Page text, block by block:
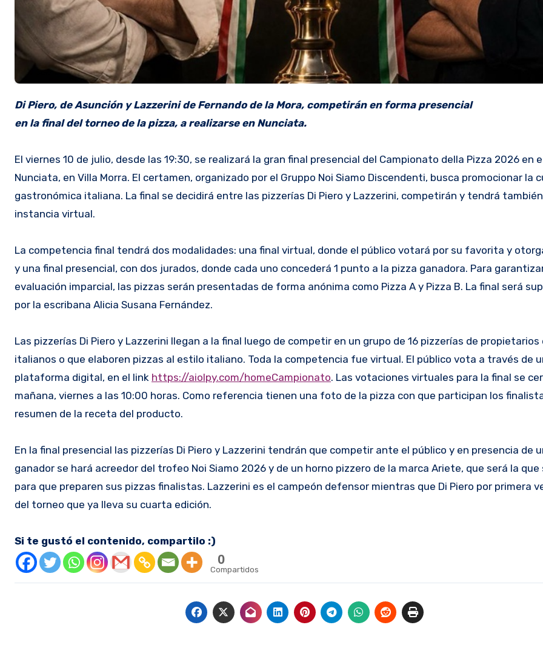
Di Piero, de Asunción y Lazzerini de Fernando de la Mora, competirán en forma presencial
en la final del torneo de la pizza, a realizarse en Nunciata.
El viernes 10 de julio, desde las 19:30, se realizará la gran final presencial del Campionato della Pizza 2026 en
Nunciata, en Villa Morra. El certamen, organizado por el Gruppo Noi Siamo Discendenti, busca promocionar la
gastronómica italiana. La final se decidirá entre las pizzerías Di Piero y Lazzerini, competirán y tendrá
instancia virtual.
La competencia final tendrá dos modalidades: una final virtual, donde el público votará por su favorita y
y una final presencial, con dos jurados, donde cada uno concederá 1 punto a la pizza ganadora. Para
evaluación imparcial, las pizzas serán presentadas de forma anónima como Pizza A y Pizza B. La final será
por la escribana Alicia Susana Fernández.
Las pizzerías Di Piero y Lazzerini llegan a la final luego de competir en un grupo de 16 pizzerías de propietarios
italianos o que elaboren pizzas al estilo italiano. Toda la competencia fue virtual. El público vota a través de
plataforma digital, en el link https://aiolpy.com/homeCampionato. Las votaciones virtuales para la final se
mañana, viernes a las 10:00 horas. Como referencia tienen una foto de la pizza con que participan los
resumen de la receta del producto.
En la final presencial las pizzerías Di Piero y Lazzerini tendrán que competir ante el público y en presencia de
ganador se hará acreedor del trofeo Noi Siamo 2026 y de un horno pizzero de la marca Ariete, que será la
para que preparen sus pizzas finalistas. Lazzerini es el campeón defensor mientras que Di Piero por primera
del torneo que ya lleva su cuarta edición.
Si te gustó el contenido, compartilo :)
0
Compartidos